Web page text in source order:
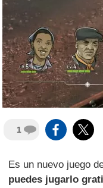
1
Es un nuevo juego
puedes jugarlo